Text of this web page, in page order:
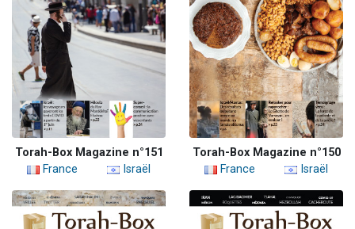
Torah-Box Magazine n°151
France
Israël
Torah-Box Magazine n°150
France
Israël